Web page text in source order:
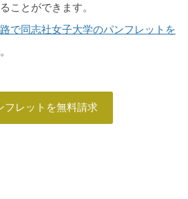
ことができます。
で同志社女子大学のパンフレットを
フレットを無料請求